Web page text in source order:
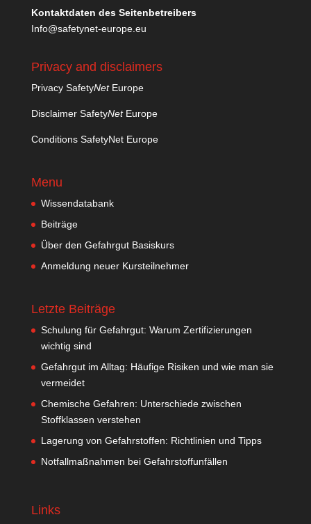
Kontaktdaten des Seitenbetreibers
Info@safetynet-europe.eu
Privacy and disclaimers
Privacy SafetyNetEurope
Disclaimer SafetyNetEurope
Conditions SafetyNet Europe
Menu
Wissendatabank
Beiträge
Über den Gefahrgut Basiskurs
Anmeldung neuer Kursteilnehmer
Letzte Beiträge
Schulung für Gefahrgut: Warum Zertifizierungen
wichtig sind
Gefahrgut im Alltag: Häufige Risiken und wie man sie
vermeidet
Chemische Gefahren: Unterschiede zwischen
Stoffklassen verstehen
Lagerung von Gefahrstoffen: Richtlinien und Tipps
Notfallmaßnahmen bei Gefahrstoffunfällen
Links